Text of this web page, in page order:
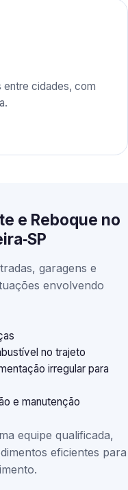
entre cidades, com
e Reboque no
garagens e
envolvendo
no trajeto
irregular para
e manutenção
equipe qualificada,
eficientes para